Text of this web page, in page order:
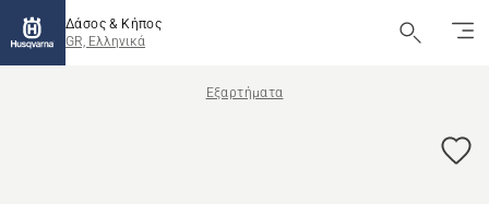
Δάσος & Κήπος
GR, Ελληνικά
Εξαρτήματα